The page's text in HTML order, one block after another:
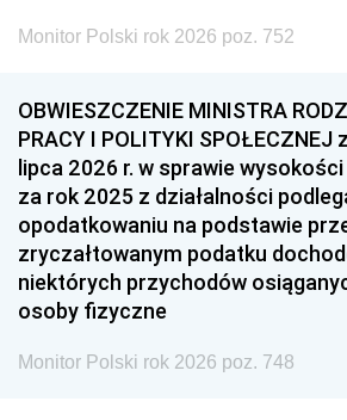
Monitor Polski rok 2026 poz. 752
OBWIESZCZENIE MINISTRA
PRACY I POLITYKI SPOŁECZNEJ
lipca 2026 r. w sprawie
za rok 2025 z działalności
opodatkowaniu na podstawie
zryczałtowanym podatku
niektórych przychodów
osoby fizyczne
Monitor Polski rok 2026 poz. 748